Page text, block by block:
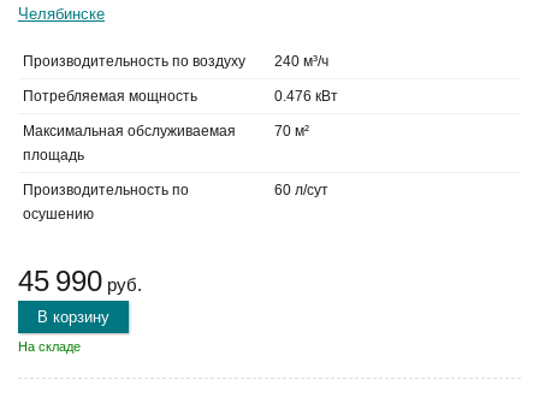
Производительность по воздуху 240 м³/ч
Потребляемая мощность 0.476 кВт
Максимальная обслуживаемая
площадь
70 м²
Производительность по
осушению
60 л/сут
45 990 руб.
В корзину
На складе